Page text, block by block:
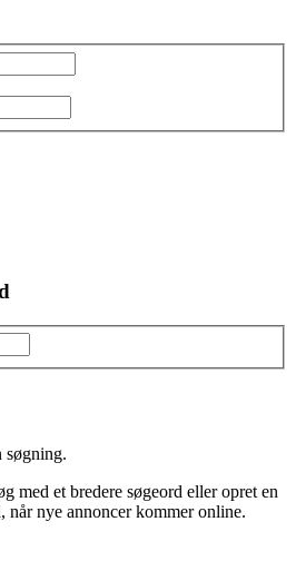
søgning.
med et bredere søgeord eller opret en
når nye annoncer kommer online.